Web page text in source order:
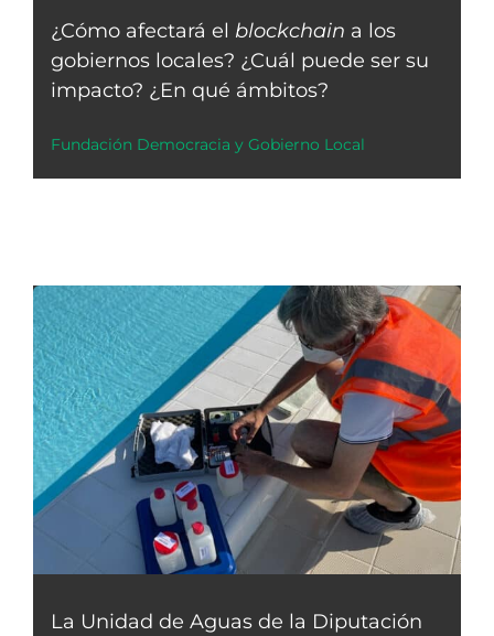
¿Cómo afectará el blockchain a los
gobiernos locales? ¿Cuál puede ser su
impacto? ¿En qué ámbitos?
Fundación Democracia y Gobierno Local
La Unidad de Aguas de la Diputación